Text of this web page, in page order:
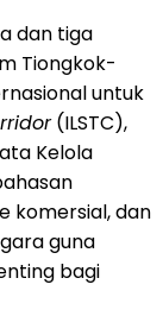
dan tiga
Tiongkok-
untuk
(ILSTC),
Kelola
komersial, dan
guna
bagi